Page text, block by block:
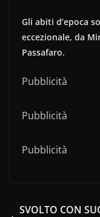
Gli abiti d’epoca
eccezionale, da
Passafaro.
Pubblicità
Pubblicità
Pubblicità
SVOLTO CON